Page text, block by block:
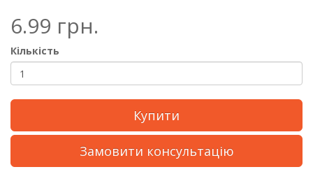
6.99 грн.
Кількість
Купити
Замовити консультацію